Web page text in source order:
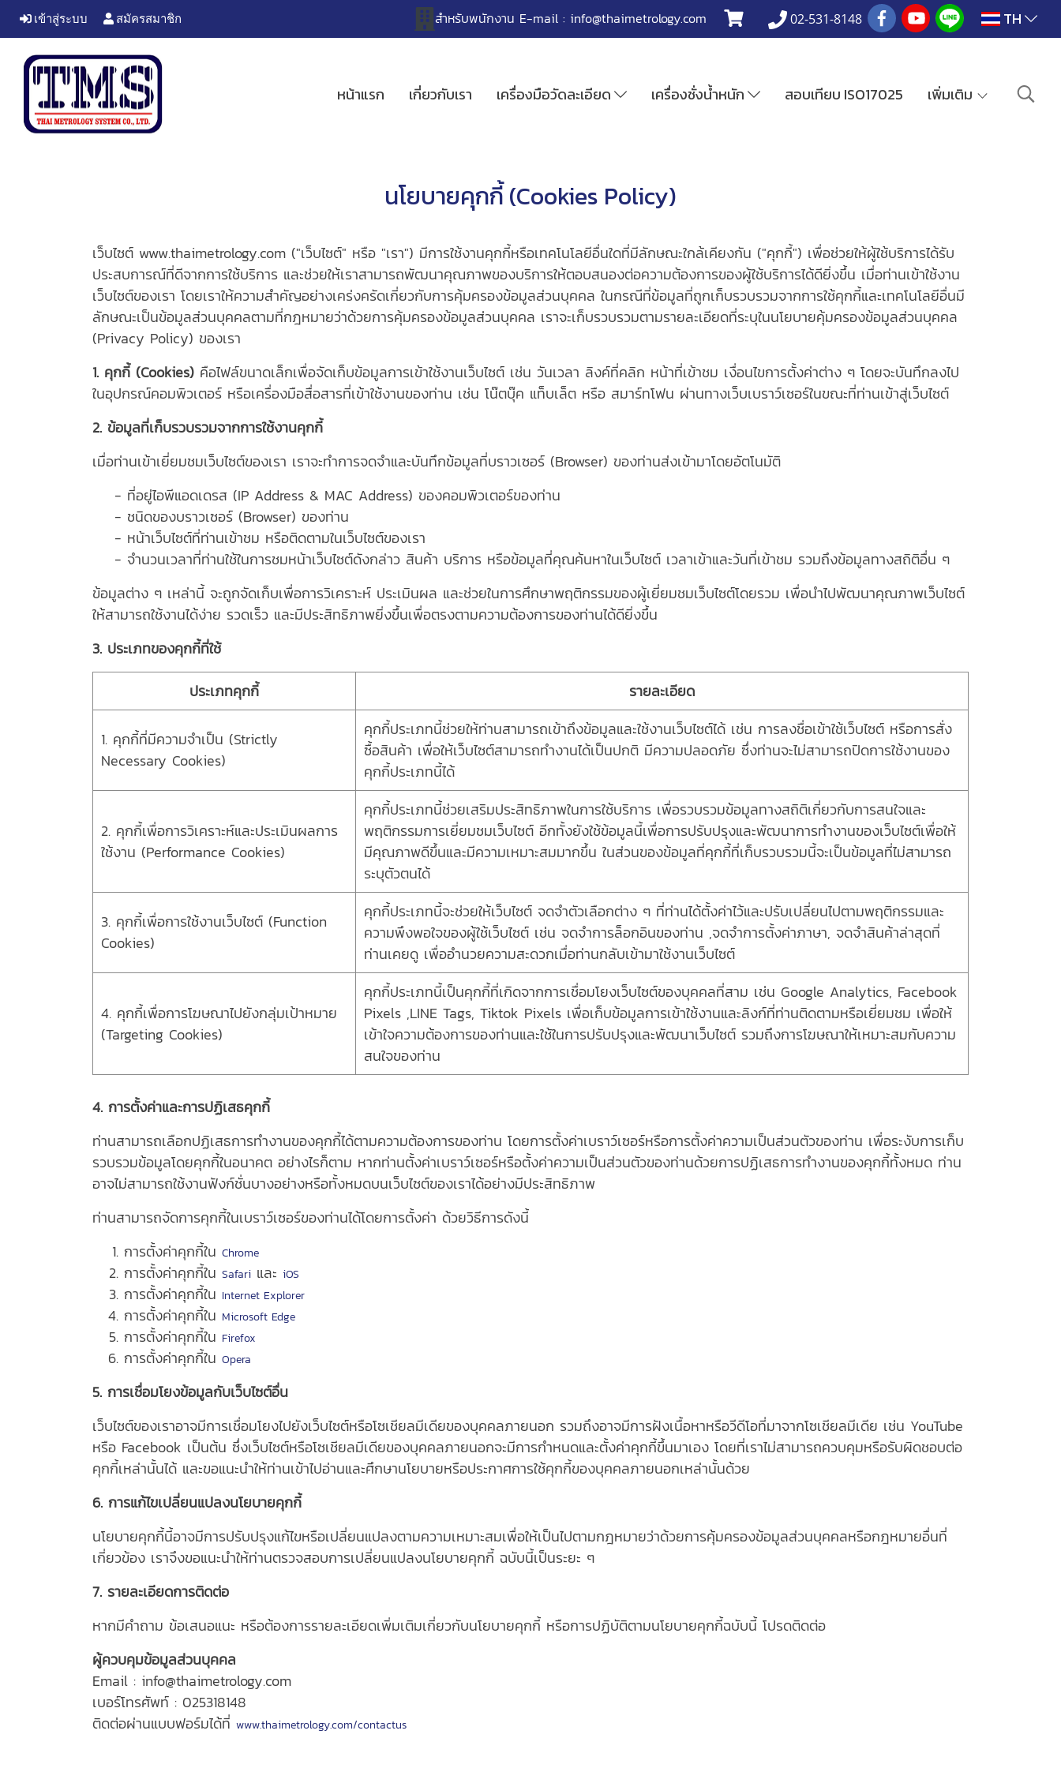
เข้าสู่ระบบ สมัครสมาชิก สำหรับพนักงาน E-mail : info@thaimetrology.com 02-531-8148 TH
หน้าแรก เกี่ยวกับเรา เครื่องมือวัดละเอียด เครื่องชั่งน้ำหนัก สอบเทียบ ISO17025 เพิ่มเติม
นโยบายคุกกี้ (Cookies Policy)
เว็บไซต์ www.thaimetrology.com ("เว็บไซต์" หรือ "เรา") มีการใช้งานคุกกี้หรือเทคโนโลยีอื่นใดที่มีลักษณะใกล้เคียงกัน ("คุกกี้") เพื่อช่วยให้ผู้ใช้บริการได้รับ
ประสบการณ์ที่ดีจากการใช้บริการ และช่วยให้เราสามารถพัฒนาคุณภาพของบริการให้ตอบสนองต่อความต้องการของผู้ใช้บริการได้ดียิ่งขึ้น เมื่อท่านเข้าใช้งาน
เว็บไซต์ของเรา โดยเราให้ความสำคัญอย่างเคร่งครัดเกี่ยวกับการคุ้มครองข้อมูลส่วนบุคคล ในกรณีที่ข้อมูลที่ถูกเก็บรวบรวมจากการใช้คุกกี้และเทคโนโลยีอื่นมี
ลักษณะเป็นข้อมูลส่วนบุคคลตามที่กฎหมายว่าด้วยการคุ้มครองข้อมูลส่วนบุคคล เราจะเก็บรวบรวมตามรายละเอียดที่ระบุในนโยบายคุ้มครองข้อมูลส่วนบุคคล
(Privacy Policy) ของเรา
1. คุกกี้ (Cookies) คือไฟล์ขนาดเล็กเพื่อจัดเก็บข้อมูลการเข้าใช้งานเว็บไซต์ เช่น วันเวลา ลิงค์ที่คลิก หน้าที่เข้าชม เงื่อนไขการตั้งค่าต่าง ๆ โดยจะบันทึกลงไป
ในอุปกรณ์คอมพิวเตอร์ หรือเครื่องมือสื่อสารที่เข้าใช้งานของท่าน เช่น โน๊ตบุ๊ค แท็บเล็ต หรือ สมาร์ทโฟน ผ่านทางเว็บเบราว์เซอร์ในขณะที่ท่านเข้าสู่เว็บไซต์
2. ข้อมูลที่เก็บรวบรวมจากการใช้งานคุกกี้
เมื่อท่านเข้าเยี่ยมชมเว็บไซต์ของเรา เราจะทำการจดจำและบันทึกข้อมูลที่บราวเซอร์ (Browser) ของท่านส่งเข้ามาโดยอัตโนมัติ
- ที่อยู่ไอพีแอดเดรส (IP Address & MAC Address) ของคอมพิวเตอร์ของท่าน
- ชนิดของบราวเซอร์ (Browser) ของท่าน
- หน้าเว็บไซต์ที่ท่านเข้าชม หรือติดตามในเว็บไซต์ของเรา
- จำนวนเวลาที่ท่านใช้ในการชมหน้าเว็บไซต์ดังกล่าว สินค้า บริการ หรือข้อมูลที่คุณค้นหาในเว็บไซต์ เวลาเข้าและวันที่เข้าชม รวมถึงข้อมูลทางสถิติอื่น ๆ
ข้อมูลต่าง ๆ เหล่านี้ จะถูกจัดเก็บเพื่อการวิเคราะห์ ประเมินผล และช่วยในการศึกษาพฤติกรรมของผู้เยี่ยมชมเว็บไซต์โดยรวม เพื่อนำไปพัฒนาคุณภาพเว็บไซต์
ให้สามารถใช้งานได้ง่าย รวดเร็ว และมีประสิทธิภาพยิ่งขึ้นเพื่อตรงตามความต้องการของท่านได้ดียิ่งขึ้น
3. ประเภทของคุกกี้ที่ใช้
ประเภทคุกกี้
รายละเอียด
1. คุกกี้ที่มีความจำเป็น (Strictly
Necessary Cookies)
คุกกี้ประเภทนี้ช่วยให้ท่านสามารถเข้าถึงข้อมูลและใช้งานเว็บไซต์ได้ เช่น การลงชื่อเข้าใช้เว็บไซต์ หรือการสั่ง
ซื้อสินค้า เพื่อให้เว็บไซต์สามารถทำงานได้เป็นปกติ มีความปลอดภัย ซึ่งท่านจะไม่สามารถปิดการใช้งานของ
คุกกี้ประเภทนี้ได้
2. คุกกี้เพื่อการวิเคราะห์และประเมินผลการ
ใช้งาน (Performance Cookies)
คุกกี้ประเภทนี้ช่วยเสริมประสิทธิภาพในการใช้บริการ เพื่อรวบรวมข้อมูลทางสถิติเกี่ยวกับการสนใจและ
พฤติกรรมการเยี่ยมชมเว็บไซต์ อีกทั้งยังใช้ข้อมูลนี้เพื่อการปรับปรุงและพัฒนาการทำงานของเว็บไซต์เพื่อให้
มีคุณภาพดีขึ้นและมีความเหมาะสมมากขึ้น ในส่วนของข้อมูลที่คุกกี้ที่เก็บรวบรวมนี้จะเป็นข้อมูลที่ไม่สามารถ
ระบุตัวตนได้
3. คุกกี้เพื่อการใช้งานเว็บไซต์ (Function
Cookies)
คุกกี้ประเภทนี้จะช่วยให้เว็บไซต์ จดจำตัวเลือกต่าง ๆ ที่ท่านได้ตั้งค่าไว้และปรับเปลี่ยนไปตามพฤติกรรมและ
ความพึงพอใจของผู้ใช้เว็บไซต์ เช่น จดจำการล็อกอินของท่าน ,จดจำการตั้งค่าภาษา, จดจำสินค้าล่าสุดที่
ท่านเคยดู เพื่ออำนวยความสะดวกเมื่อท่านกลับเข้ามาใช้งานเว็บไซต์
4. คุกกี้เพื่อการโฆษณาไปยังกลุ่มเป้าหมาย
(Targeting Cookies)
คุกกี้ประเภทนี้เป็นคุกกี้ที่เกิดจากการเชื่อมโยงเว็บไซต์ของบุคคลที่สาม เช่น Google Analytics, Facebook
Pixels ,LINE Tags, Tiktok Pixels เพื่อเก็บข้อมูลการเข้าใช้งานและลิงก์ที่ท่านติดตามหรือเยี่ยมชม เพื่อให้
เข้าใจความต้องการของท่านและใช้ในการปรับปรุงและพัฒนาเว็บไซต์ รวมถึงการโฆษณาให้เหมาะสมกับความ
สนใจของท่าน
4. การตั้งค่าและการปฏิเสธคุกกี้
ท่านสามารถเลือกปฏิเสธการทำงานของคุกกี้ได้ตามความต้องการของท่าน โดยการตั้งค่าเบราว์เซอร์หรือการตั้งค่าความเป็นส่วนตัวของท่าน เพื่อระงับการเก็บ
รวบรวมข้อมูลโดยคุกกี้ในอนาคต อย่างไรก็ตาม หากท่านตั้งค่าเบราว์เซอร์หรือตั้งค่าความเป็นส่วนตัวของท่านด้วยการปฏิเสธการทำงานของคุกกี้ทั้งหมด ท่าน
อาจไม่สามารถใช้งานฟังก์ชั่นบางอย่างหรือทั้งหมดบนเว็บไซต์ของเราได้อย่างมีประสิทธิภาพ
ท่านสามารถจัดการคุกกี้ในเบราว์เซอร์ของท่านได้โดยการตั้งค่า ด้วยวิธีการดังนี้
การตั้งค่าคุกกี้ใน Chrome
การตั้งค่าคุกกี้ใน Safari และ iOS
การตั้งค่าคุกกี้ใน Internet Explorer
การตั้งค่าคุกกี้ใน Microsoft Edge
การตั้งค่าคุกกี้ใน Firefox
การตั้งค่าคุกกี้ใน Opera
5. การเชื่อมโยงข้อมูลกับเว็บไซต์อื่น
เว็บไซต์ของเราอาจมีการเชื่อมโยงไปยังเว็บไซต์หรือโซเชียลมีเดียของบุคคลภายนอก รวมถึงอาจมีการฝังเนื้อหาหรือวีดีโอที่มาจากโซเชียลมีเดีย เช่น YouTube
หรือ Facebook เป็นต้น ซึ่งเว็บไซต์หรือโซเชียลมีเดียของบุคคลภายนอกจะมีการกำหนดและตั้งค่าคุกกี้ขึ้นมาเอง โดยที่เราไม่สามารถควบคุมหรือรับผิดชอบต่อ
คุกกี้เหล่านั้นได้ และขอแนะนำให้ท่านเข้าไปอ่านและศึกษานโยบายหรือประกาศการใช้คุกกี้ของบุคคลภายนอกเหล่านั้นด้วย
6. การแก้ไขเปลี่ยนแปลงนโยบายคุกกี้
นโยบายคุกกี้นี้อาจมีการปรับปรุงแก้ไขหรือเปลี่ยนแปลงตามความเหมาะสมเพื่อให้เป็นไปตามกฎหมายว่าด้วยการคุ้มครองข้อมูลส่วนบุคคลหรือกฎหมายอื่นที่
เกี่ยวข้อง เราจึงขอแนะนำให้ท่านตรวจสอบการเปลี่ยนแปลงนโยบายคุกกี้ ฉบับนี้เป็นระยะ ๆ
7. รายละเอียดการติดต่อ
หากมีคำถาม ข้อเสนอแนะ หรือต้องการรายละเอียดเพิ่มเติมเกี่ยวกับนโยบายคุกกี้ หรือการปฏิบัติตามนโยบายคุกกี้ฉบับนี้ โปรดติดต่อ
ผู้ควบคุมข้อมูลส่วนบุคคล
Email : info@thaimetrology.com
เบอร์โทรศัพท์ : 025318148
ติดต่อผ่านแบบฟอร์มได้ที่ www.thaimetrology.com/contactus